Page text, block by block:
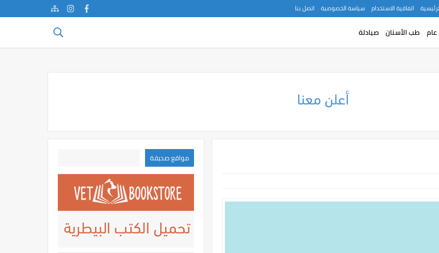
اتفاقية الاستخدام سياسة الخصوصية اتصل بنا
طب الأسنان صيادلة
مواقع صديقة